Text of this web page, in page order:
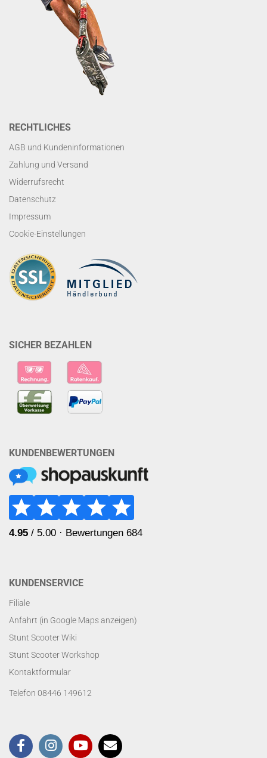
RECHTLICHES
AGB und Kundeninformationen
Zahlung und Versand
Widerrufsrecht
Datenschutz
Impressum
Cookie-Einstellungen
SICHER BEZAHLEN
KUNDENBEWERTUNGEN
KUNDENSERVICE
Filiale
Anfahrt (in Google Maps anzeigen)
Stunt Scooter Wiki
Stunt Scooter Workshop
Kontaktformular
Telefon 08446 149612